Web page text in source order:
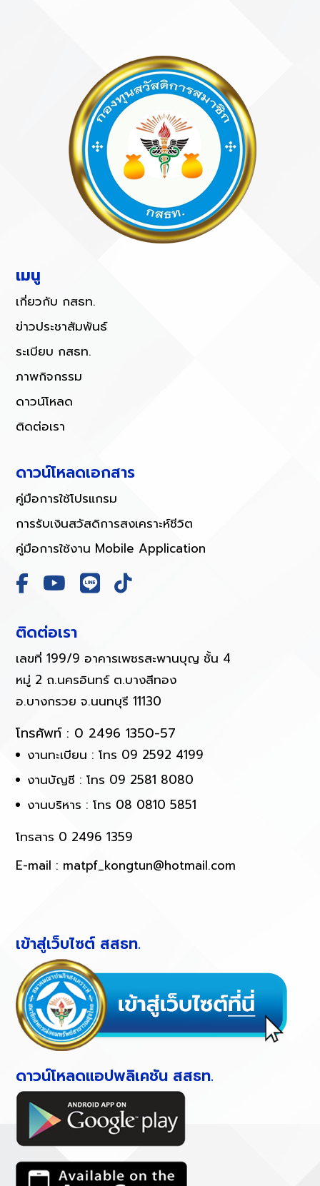
เมนู
เกี่ยวกับ กสธท.
ข่าวประชาสัมพันธ์
ระเบียบ กสธท.
ภาพกิจกรรม
ดาวน์โหลด
ติดต่อเรา
ดาวน์โหลดเอกสาร
คู่มือการใช้โปรแกรม
การรับเงินสวัสดิการสงเคราะห์ชีวิต
คู่มือการใช้งาน Mobile Application
ติดต่อเรา
เลขที่ 199/9 อาคารเพชรสะพานบุญ ชั้น 4
หมู่ 2 ถ.นครอินทร์ ต.บางสีทอง
อ.บางกรวย จ.นนทบุรี 11130
โทรศัพท์ : 0 2496 1350-57
งานทะเบียน : โทร 09 2592 4199
งานบัญชี : โทร 09 2581 8080
งานบริหาร : โทร 08 0810 5851
โทรสาร 0 2496 1359
E-mail : matpf_kongtun@hotmail.com
เข้าสู่เว็บไซต์ สสธท.
ดาวน์โหลดแอปพลิเคชัน สสธท.